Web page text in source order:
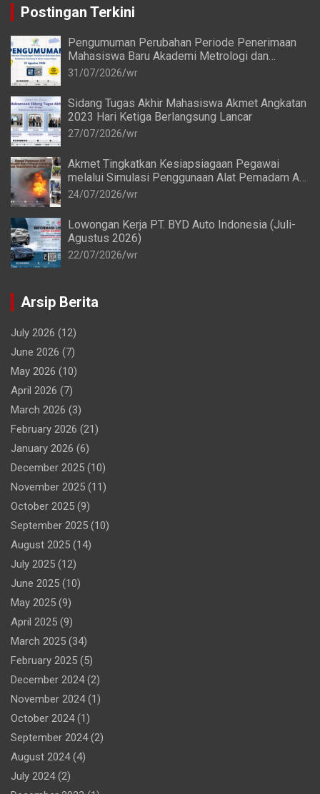
Postingan Terkini
Pengumuman Perubahan Periode Penerimaan
Mahasiswa Baru Akademi Metrologi dan
Instrumentasi Tahun 2026
31/07/2026 wr
Sidang Tugas Akhir Mahasiswa Akmet Angkatan
2023 Hari Ketiga Berlangsung Lancar
27/07/2026 wr
Akmet Tingkatkan Kesiapsiagaan Pegawai
melalui Simulasi Penggunaan Alat Pemadam Api
Ringan (APAR)
24/07/2026 wr
Lowongan Kerja PT. BYD Auto Indonesia (Juli-
Agustus 2026)
22/07/2026 wr
Arsip Berita
July 2026 (12)
June 2026 (7)
May 2026 (10)
April 2026 (7)
March 2026 (3)
February 2026 (21)
January 2026 (6)
December 2025 (10)
November 2025 (11)
October 2025 (9)
September 2025 (10)
August 2025 (14)
July 2025 (12)
June 2025 (10)
May 2025 (9)
April 2025 (9)
March 2025 (34)
February 2025 (5)
December 2024(2)
November 2024(1)
October 2024(1)
September 2024(2)
August 2024(4)
July 2024(2)